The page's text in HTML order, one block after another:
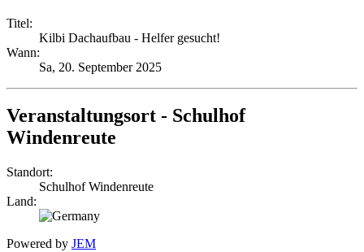
Titel:
Kilbi Dachaufbau - Helfer gesucht!
Wann:
Sa, 20. September 2025
Veranstaltungsort - Schulhof
Windenreute
Standort:
Schulhof Windenreute
Land:
Powered by JEM